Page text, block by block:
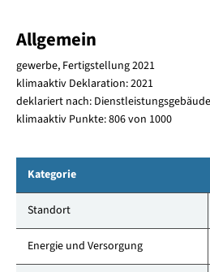
Allgemein
gewerbe, Fertigstellung 2021
klimaaktiv Deklaration: 2021
deklariert nach:
klimaaktiv Punkte: 806 von 1000
Kategorie
Standort
Energie und Versorgung